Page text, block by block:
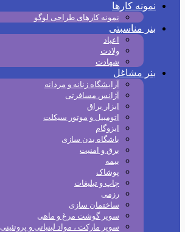
نمونه کارها
نمونه کارهای طراحی لوگو
بنر مناسبتی
اعیاد
ولادت
شهادت
بنر مشاغل
آرایشگاه زنانه و مردانه
آژانس مسافرتی
ابزار یراق
اتومبیل و موتور سیکلت
ایزوگام
باشگاه بدن سازی
برق و امنیت
بیمه
پوشاک
چاپ و تبلیغات
رزمی
ساختمان سازی
سوپر گوشت مرغ و ماهی
سوپر مارکت ، مواد لبنیاتی و پروتئینی